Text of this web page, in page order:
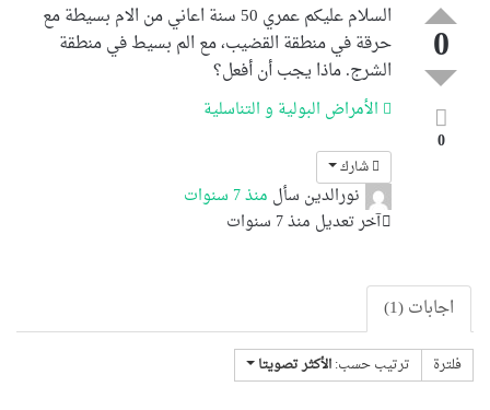
0
0
السلام عليكم عمري 50 سنة اعاني من الام بسيطة مع
حرقة في منطقة القضيب، مع الم بسيط في منطقة
الشرج. ماذا يجب أن أفعل؟
الأمراض البولية و التناسلية
شارك
نورالدين سأل منذ 7 سنوات
آخر تعديل منذ 7 سنوات
اجابات (1)
فلترة ترتيب حسب:الأكثر تصويتا